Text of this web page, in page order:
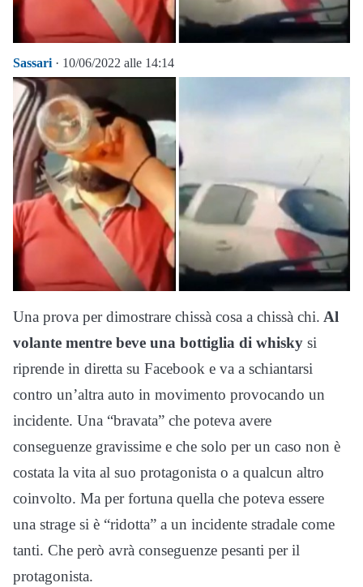
Sassari · 10/06/2022 alle 14:14
Una prova per dimostrare chissà cosa a chissà chi. Al
volante mentre beve una bottiglia di whisky si
riprende in diretta su Facebook e va a schiantarsi
contro un’altra auto in movimento provocando un
incidente. Una “bravata” che poteva avere
conseguenze gravissime e che solo per un caso non è
costata la vita al suo protagonista o a qualcun altro
coinvolto. Ma per fortuna quella che poteva essere
una strage si è “ridotta” a un incidente stradale come
tanti. Che però avrà conseguenze pesanti per il
protagonista.